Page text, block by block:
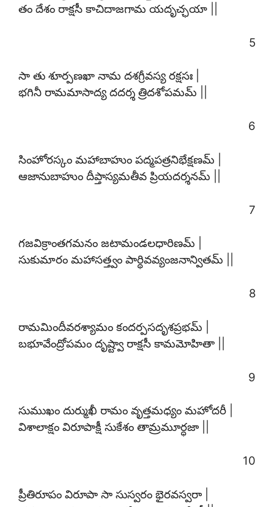
తం దేశం రాక్షసీ కాచిదాజగామ యదృచ్ఛయా ||
5
సా తు శూర్పణఖా నామ దశగ్రీవస్య రక్షసః |
భగినీ రామమాసాద్య దదర్శ త్రిదశోపమమ్ ||
6
సింహోరస్కం మహాబాహుం పద్మపత్రనిభేక్షణమ్ |
ఆజానుబాహుం దీప్తాస్యమతీవ ప్రియదర్శనమ్ ||
7
గజవిక్రాంతగమనం జటామండలధారిణమ్ |
సుకుమారం మహాసత్త్వం పార్థివవ్యంజనాన్వితమ్ ||
8
రామమిందీవరశ్యామం కందర్పసదృశప్రభమ్ |
బభూవేంద్రోపమం దృష్ట్వా రాక్షసీ కామమోహితా ||
9
సుముఖం దుర్ముఖీ రామం వృత్తమధ్యం మహోదరీ |
విశాలాక్షం విరూపాక్షీ సుకేశం తామ్రమూర్ధజా ||
10
ప్రీతిరూపం విరూపా సా సుస్వరం భైరవస్వరా |